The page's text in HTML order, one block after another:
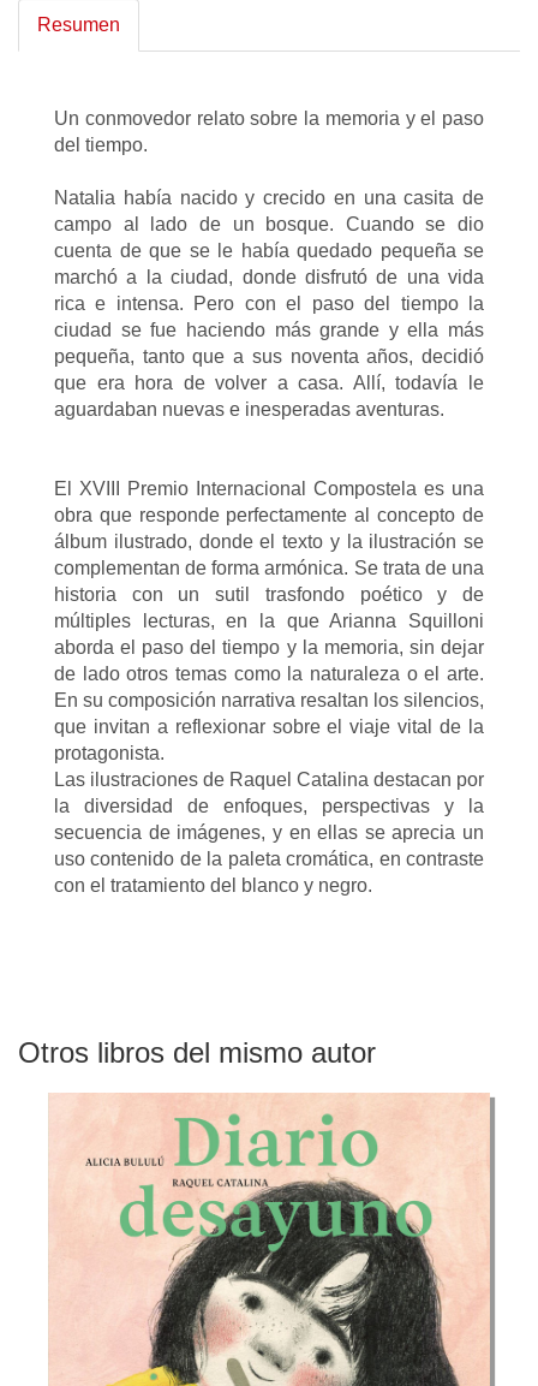
Resumen
Un conmovedor relato sobre la memoria y el paso
del tiempo.
Natalia había nacido y crecido en una casita de
campo al lado de un bosque. Cuando se dio
cuenta de que se le había quedado pequeña se
marchó a la ciudad, donde disfrutó de una vida
rica e intensa. Pero con el paso del tiempo la
ciudad se fue haciendo más grande y ella más
pequeña, tanto que a sus noventa años, decidió
que era hora de volver a casa. Allí, todavía le
aguardaban nuevas e inesperadas aventuras.
El XVIII Premio Internacional Compostela es una
obra que responde perfectamente al concepto de
álbum ilustrado, donde el texto y la ilustración se
complementan de forma armónica. Se trata de una
historia con un sutil trasfondo poético y de
múltiples lecturas, en la que Arianna Squilloni
aborda el paso del tiempo y la memoria, sin dejar
de lado otros temas como la naturaleza o el arte.
En su composición narrativa resaltan los silencios,
que invitan a reflexionar sobre el viaje vital de la
protagonista.
Las ilustraciones de Raquel Catalina destacan por
la diversidad de enfoques, perspectivas y la
secuencia de imágenes, y en ellas se aprecia un
uso contenido de la paleta cromática, en contraste
con el tratamiento del blanco y negro.
Otros libros del mismo autor